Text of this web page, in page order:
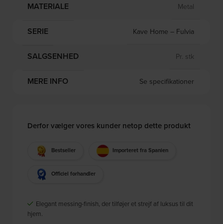
MATERIALE Metal
SERIE Kave Home – Fulvia
SALGSENHED Pr. stk
MERE INFO Se specifikationer
Derfor vælger vores kunder netop dette produkt
Bestseller Importeret fra Spanien
Officiel forhandler
Elegant messing-finish, der tilføjer et strejf af luksus til dit
hjem.